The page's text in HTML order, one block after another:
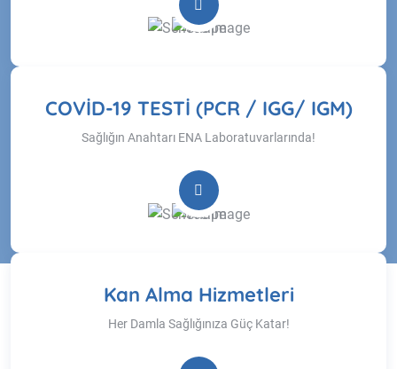
COVİD-19 TESTİ (PCR / IGG/ IGM)
Sağlığın Anahtarı ENA Laboratuvarlarında!
Kan Alma Hizmetleri
Her Damla Sağlığınıza Güç Katar!